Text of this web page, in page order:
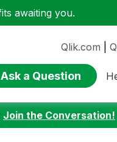
awaiting you.
Qlik.com
Ask a Question
Join the Conversation!